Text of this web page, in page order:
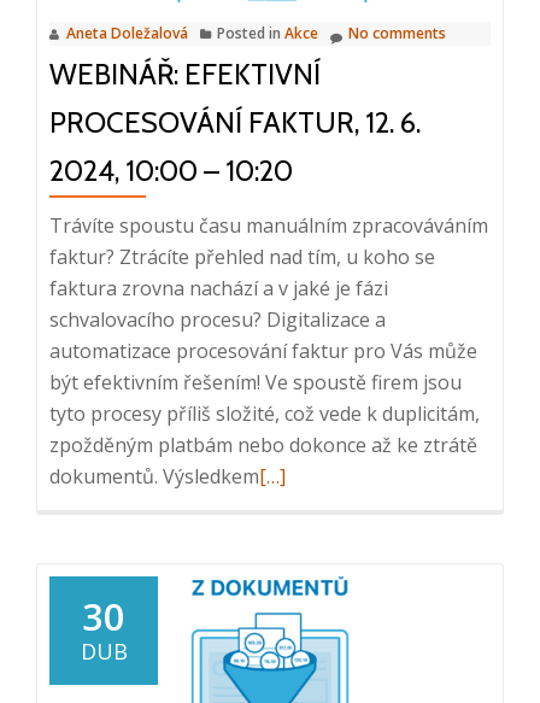
Aneta Doležalová Posted in Akce No comments
WEBINÁŘ: EFEKTIVNÍ
PROCESOVÁNÍ FAKTUR, 12. 6.
2024, 10:00 – 10:20
Trávíte spoustu času manuálním zpracováváním
faktur? Ztrácíte přehled nad tím, u koho se
faktura zrovna nachází a v jaké je fázi
schvalovacího procesu? Digitalizace a
automatizace procesování faktur pro Vás může
být efektivním řešením! Ve spoustě firem jsou
tyto procesy příliš složité, což vede k duplicitám,
zpožděným platbám nebo dokonce až ke ztrátě
dokumentů. VýsledkemRead
Efektivní
procesování
faktur,
[…]
30
DUB